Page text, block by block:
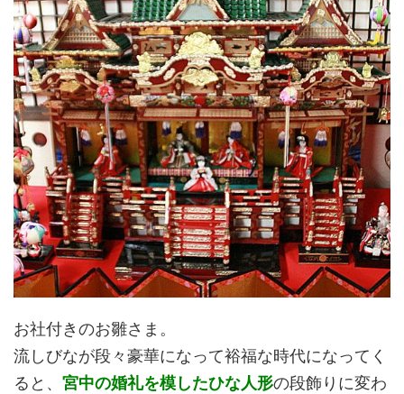
お社付きのお雛さま。
流しびなが段々豪華になって裕福な時代になってく
ると、 宮中の婚礼を模したひな人形の段飾りに変わ